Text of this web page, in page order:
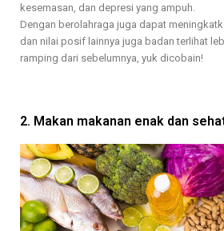
kesemasan, dan depresi yang ampuh.
Dengan berolahraga juga dapat
dan nilai posif lainnya juga badan terlihat
ramping dari sebelumnya, yuk dicobain!
2. Makan makanan enak dan